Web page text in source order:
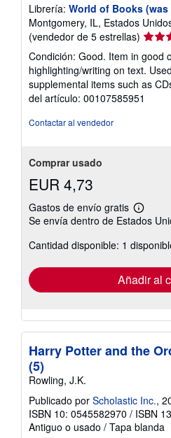
Librería: World of Books (was
Montgomery, IL, Estados
(vendedor de 5 estrellas)
5
de
5
Condición: Good. Item in good
highlighting/writing on text.
supplemental items such as
del artículo: 00107585951
Contactar al vendedor
Comprar usado
EUR 4,73
Gastos de envío gratis
Más
las
tarifas
envío
Se envía dentro de Estados
Cantidad disponible: 1
Añadir al
Harry Potter and the
(5)
Rowling, J.K.
Publicado por Scholastic Inc.,
ISBN 10: 0545582970 / ISBN
Antiguo o usado / Tapa blanda